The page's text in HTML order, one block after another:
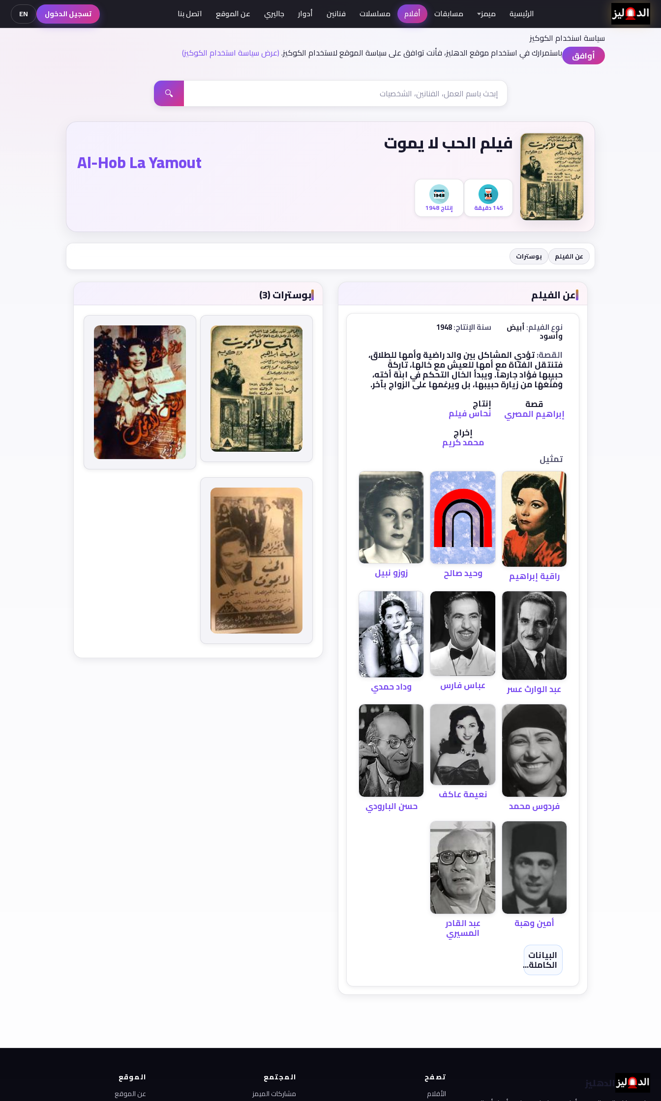
سياسة اسنخدام الكوكيز
أوافق
باستمرارك في استخدام موقع الدهليز، فأنت توافق على سياسة الموقع لاستخدام الكوكيز.(عرض سياسة استخدام الكوكيز)
الرئيسية ميمز مسابقات أفلام مسلسلات فنانين أدوار جاليري عن الموقع اتصل بنا تسجيل الدخول EN
🔍
فيلم الحب لا يموت
Al-Hob La Yamout
145 دقيقة إنتاج 1948
عن الفيلم بوسترات
عن الفيلم
نوع الفيلم:أبيض
وأسود
سنة الإنتاج:1948
القصة:تؤدي المشاكل بين والد راضية وأمها للطلاق،
فتنتقل الفتاة مع أمها للعيش مع خالها، تارِكةً
حبيبها فؤاد جارها. ويبدأ الخال التحكم في ابنة أخته،
وَمَنْعَهَا من زيارة حبيبها، بل ويرغمها على الزواج بآخر.
قصة
إبراهيم المصري
إنتاج
نحاس فيلم
إخراج
محمد كريم
تمثيل
راقية إبراهيم وحيد صالح زوزو نبيل
عبد الوارث عسر عباس فارس وداد حمدي
فردوس محمد
نعيمة عاكف
حسن البارودي
أمين وهبة عبد القادر
المسيري
البيانات
الكاملة...
بوسترات (3)
الدهليز
تصفح
الأفلام
المجتمع
مشاركات الميمز
الموقع
عن الموقع